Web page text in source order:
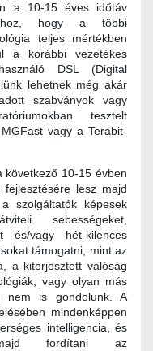
a 10-15 éves időtáv
hogy a többi
teljes mértékben
a korábbi vezetékes
DSL (Digital
lehetnek még akár
szabványok vagy
tesztelt
vagy a Terabit-
következő 10-15 évben
lesz majd
szolgáltatók képesek
sebességeket,
és/vagy hét-kilences
támogatni, mint az
a kiterjesztett valóság
vagy olyan más
nem is gondolunk. A
mindenképpen
intelligencia, és
fordítani az